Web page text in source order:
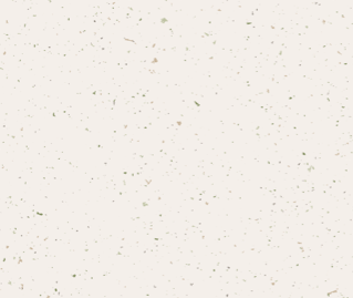
BLONDnewHALF
BOAR HUNTER
bud&harbor
Bulbs Of Passion